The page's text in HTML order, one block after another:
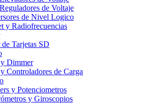
Reguladores de Voltaje
de Nivel Logico
y Radiofrecuencias
Tarjetas SD
Dimmer
Controladores de Carga
y Potenciometros
y Giroscopios